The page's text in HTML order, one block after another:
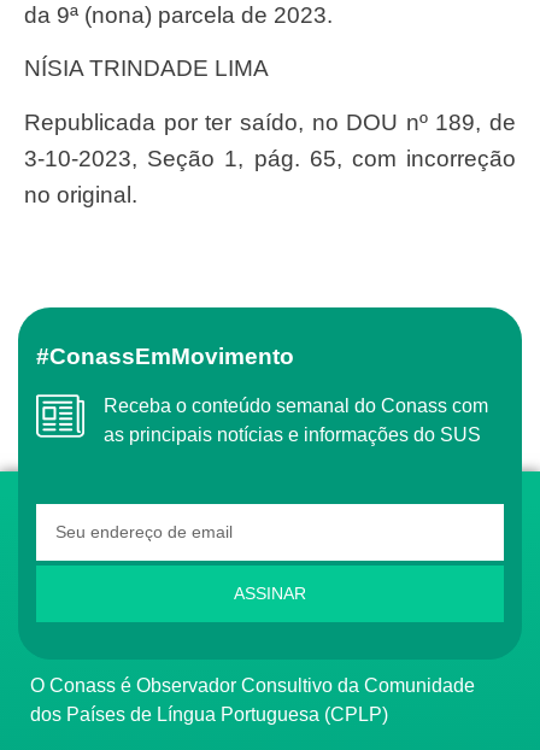
da 9ª (nona) parcela de 2023.
NÍSIA TRINDADE LIMA
Republicada por ter saído, no DOU nº 189, de
3-10-2023, Seção 1, pág. 65, com incorreção
no original.
#ConassEmMovimento
Receba o conteúdo semanal do Conass com
as principais notícias e informações do SUS
ASSINAR
O Conass é Observador Consultivo da Comunidade
dos Países de Língua Portuguesa (CPLP)